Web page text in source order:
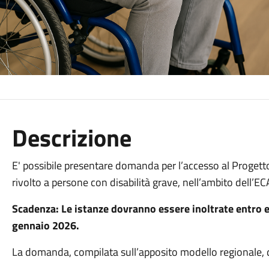
Descrizione
E' possibile presentare domanda per l’accesso al
rivolto a persone con disabilità grave, nell’ambito
Scadenza: Le istanze dovranno essere inoltrate
gennaio 2026.
La domanda, compilata sull’apposito modello regionale,